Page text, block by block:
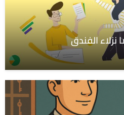
الفندق